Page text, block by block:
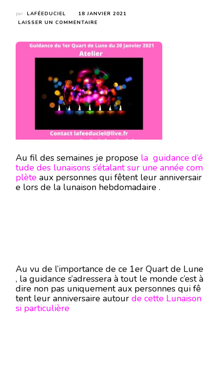
par LAFÉEDUCIEL
18 JANVIER 2021
LAISSER UN COMMENTAIRE
1ER
QUART
DE
LUNE
DU
20
JANVIER
2021
ATELIER-
Au fil des semaines je propose la guidance d’é
tude des lunaisons s’étalant sur une année com
plète aux personnes qui fêtent leur anniversair
e lors de la lunaison hebdomadaire .
Au vu de l’importance de ce 1er Quart de Lune
, la guidance s’adressera à tout le monde c’est à
dire non pas uniquement aux personnes qui fê
tent leur anniversaire autour de cette Lunaison
si particulière